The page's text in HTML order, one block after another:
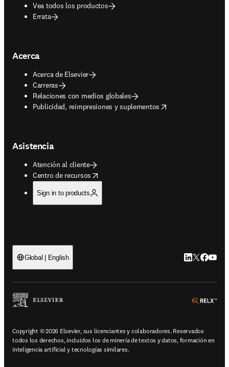
Vea todos los productos
Errata
Acerca
Acerca de Elsevier
Carreras
Relaciones con medios globales
Publicidad, reimpresiones y suplementos
opens in new tab/window
Asistencia
Atención al cliente
Centro de recursos
opens in new tab/window
Sign in to products
Global | English LinkedIn se
Twitter se
Copyright © 2026 Elsevier, sus licenciantes y colaboradores. Reservados
todos los derechos, incluidos los de minería de textos y datos, formación en
inteligencia artificial y tecnologías similares.